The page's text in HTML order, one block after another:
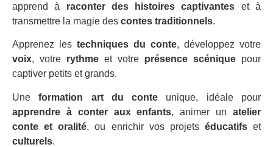
apprend à raconter des histoires captivantes et à
transmettre la magie des contes traditionnels.
Apprenez les techniques du conte, développez votre
voix, votre rythme et votre présence scénique pour
captiver petits et grands.
Uneformation art du conte unique, idéale pour
apprendre à conter aux enfants, animer unatelier
conte et oralité, ou enrichir vos projets éducatifset
culturels.